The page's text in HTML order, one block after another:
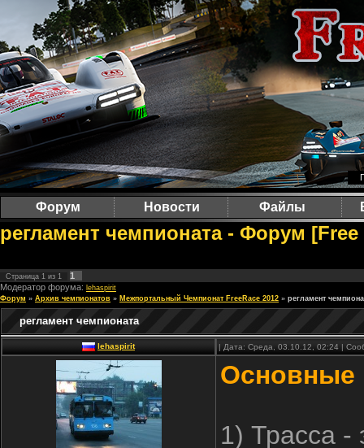
Форум Новости Файлы
регламент чемпионата - Форум
Страница 1 из 1
1
Модератор форума: lehaspirit
Форум » Архив чемпионатов » Межпортальный Чемпионат FreeRace 2012 » регламент
регламент чемпионата
lehaspirit | Дата: Среда, 03.10.12, 02:24 |
Основные
1) Трасса -